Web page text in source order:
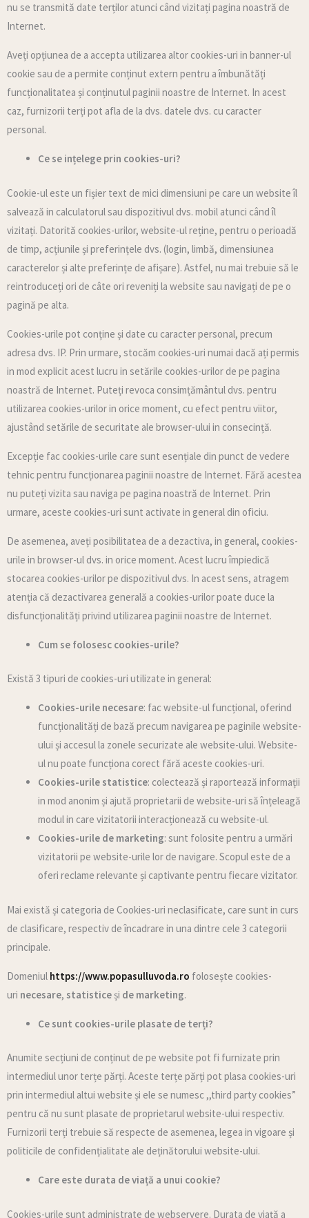
nu se transmită date terților atunci când vizitați pagina noastră de
Internet.
Aveți opțiunea de a accepta utilizarea altor cookies-uri in banner-ul
cookie sau de a permite conținut extern pentru a îmbunătăți
funcționalitatea și conținutul paginii noastre de Internet. In acest
caz, furnizorii terți pot afla de la dvs. datele dvs. cu caracter
personal.
Ce se ințelege prin cookies-uri?
Cookie-ul este un fișier text de mici dimensiuni pe care un website îl
salvează in calculatorul sau dispozitivul dvs. mobil atunci când îl
vizitați. Datorită cookies-urilor, website-ul reține, pentru o perioadă
de timp, acțiunile și preferințele dvs. (login, limbă, dimensiunea
caracterelor și alte preferințe de afișare). Astfel, nu mai trebuie să le
reintroduceți ori de câte ori reveniți la website sau navigați de pe o
pagină pe alta.
Cookies-urile pot conține și date cu caracter personal, precum
adresa dvs. IP. Prin urmare, stocăm cookies-uri numai dacă ați permis
in mod explicit acest lucru in setările cookies-urilor de pe pagina
noastră de Internet. Puteți revoca consimțământul dvs. pentru
utilizarea cookies-urilor in orice moment, cu efect pentru viitor,
ajustând setările de securitate ale browser-ului in consecință.
Excepție fac cookies-urile care sunt esențiale din punct de vedere
tehnic pentru funcționarea paginii noastre de Internet. Fără acestea
nu puteți vizita sau naviga pe pagina noastră de Internet. Prin
urmare, aceste cookies-uri sunt activate in general din oficiu.
De asemenea, aveți posibilitatea de a dezactiva, in general, cookies-
urile in browser-ul dvs. in orice moment. Acest lucru împiedică
stocarea cookies-urilor pe dispozitivul dvs. In acest sens, atragem
atenția că dezactivarea generală a cookies-urilor poate duce la
disfuncționalități privind utilizarea paginii noastre de Internet.
Cum se folosesc cookies-urile?
Există 3 tipuri de cookies-uri utilizate in general:
Cookies-urile necesare: fac website-ul funcțional, oferind
funcționalități de bază precum navigarea pe paginile website-
ului și accesul la zonele securizate ale website-ului. Website-
ul nu poate funcționa corect fără aceste cookies-uri.
Cookies-urile statistice: colectează și raportează informații
in mod anonim și ajută proprietarii de website-uri să înțeleagă
modul in care vizitatorii interacționează cu website-ul.
Cookies-urile de marketing: sunt folosite pentru a urmări
vizitatorii pe website-urile lor de navigare. Scopul este de a
oferi reclame relevante și captivante pentru fiecare vizitator.
Mai există și categoria de Cookies-uri neclasificate, care sunt in curs
de clasificare, respectiv de încadrare in una dintre cele 3 categorii
principale.
Domeniul https://www.popasulluvoda.ro folosește cookies-
uri necesare, statistice și de marketing.
Ce sunt cookies-urile plasate de terți?
Anumite secțiuni de conținut de pe website pot fi furnizate prin
intermediul unor terțe părți. Aceste terțe părți pot plasa cookies-uri
prin intermediul altui website și ele se numesc ,,third party cookies”
pentru că nu sunt plasate de proprietarul website-ului respectiv.
Furnizorii terți trebuie să respecte de asemenea, legea in vigoare și
politicile de confidențialitate ale deținătorului website-ului.
Care este durata de viață a unui cookie?
Cookies-urile sunt administrate de webservere. Durata de viață a